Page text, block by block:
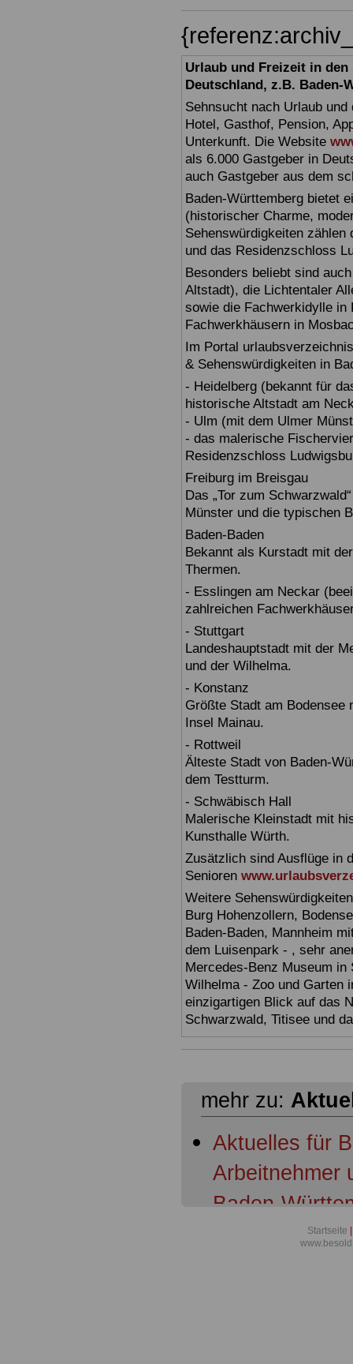
Urlaub und Freizeit in
Deutschland, z.B. Baden-
Sehnsucht nach Urlaub
Hotel, Gasthof, Pension,
Unterkunft. Die Website
als 6.000 Gastgeber in
auch Gastgeber aus dem
Baden-Württemberg bietet
(historischer Charme,
Sehenswürdigkeiten
und das Residenzschloss
Besonders beliebt sind
Altstadt), die Lichtentaler
sowie die Fachwerkidylle in
Fachwerkhäusern in
Im Portal
& Sehenswürdigkeiten in
- Heidelberg (bekannt für
historische Altstadt am
- Ulm (mit dem Ulmer
- das malerische
Residenzschloss
Freiburg im Breisgau
Das „Tor zum
Münster und die typischen
Baden-Baden
Bekannt als Kurstadt mit
Thermen.
- Esslingen am Neckar
zahlreichen
- Stuttgart
Landeshauptstadt mit der
und der Wilhelma.
- Konstanz
Größte Stadt am Bodensee
Insel Mainau.
- Rottweil
Älteste Stadt von Baden-
dem Testturm.
- Schwäbisch Hall
Malerische Kleinstadt mit
Kunsthalle Würth.
Zusätzlich sind Ausflüge in
Senioren
Weitere
Burg Hohenzollern,
Baden-Baden, Mannheim
dem Luisenpark - , sehr
Mercedes-Benz Museum
Wilhelma - Zoo und Garten
einzigartigen Blick auf das
Schwarzwald, Titisee und
mehr zu:
Aktuelles für
Arbeitnehmer
Baden-
Baden- Startseite